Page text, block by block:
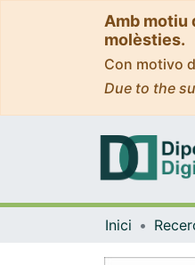
Amb motiu
molèsties.
Con motivo
Due to the
Inici